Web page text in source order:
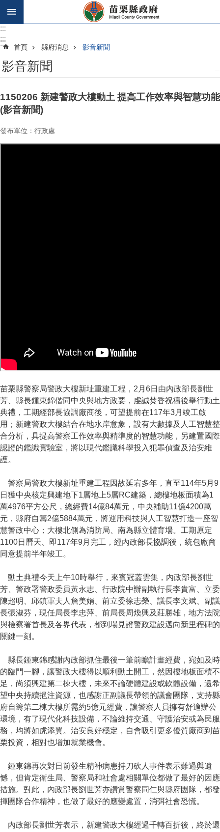
跳到主要內容區塊
:::
:::
::: 首頁 縣府消息 影音新聞
影音新聞
1150206 新建警政大樓動土 提高工作效率與智慧功能
(影音新聞)
發布單位：行政處
苗栗縣警察局警政大樓新址重建工程，2月6日由內政部長劉世
芳、縣長鍾東錦偕同中央與地方政要，虔誠焚香祝禱後舉行動土
典禮，工期經部長協調廠商後，可望提前在117年3月竣工啟
用；新建警政大樓結合在地水岸意象，設有大數據及人工智慧整
合分析，具提高警察工作效率與精準度的智慧功能，另建置國際
認證的鑑識實驗室，將以現代鑑識科學投入犯罪偵查及治安維
護。
警察局警政大樓新址重建工程因故延宕多年，直至114年5月9
日獲中央核定興建地下1層地上5層RC建築，總樓地板面積為1
萬4976平方公尺，總經費14億84萬元，中央補助11億4200萬
元，縣府自籌2億5884萬元，將運用科技與人工智慧打造一座智
慧警政中心；大樓北側為消防局、南為縣立體育場。工期原定
1100日曆天、即117年9月完工，經內政部長協調後，統包廠商
同意提前半年竣工。
動土典禮今天上午10時舉行，來賓冠蓋雲集，內政部長劉世
芳、警政署警政委員黃永志、行政院中辦副執行長李貴富、立委
陳超明、邱鎮軍夫人詹美娟、前立委徐志榮、議長李文斌、副議
長張淑芬，現任局長李忠萍、前局長周煥興及莊勝雄，地方法院
與檢察署首長及各界代表，都到場見證警政建設邁向新里程碑的
關鍵一刻。
縣長鍾東錦感謝內政部抓住最後一筆前瞻計畫經費，宛如及時
的臨門一腳，讓警政大樓得以順利動土開工，然因樓地板面積不
足，尚須興建第二棟大樓，未來不論硬體建設或軟體設備，還希
望中央持續挹注資源，也感謝正副議長帶領的議會團隊，支持縣
府自籌第二棟大樓所需約5億元經費，讓警察人員擁有舒適辦公
環境，有了現代化科技設備，不論維持交通、守護治安或為民服
務，均將如虎添翼。治安良好穩定，自會吸引更多優質廠商到苗
栗投資，相對也增加就業機會。
鍾東錦再次對日前發生精神病患持刀砍人事件表示難過與遺
憾，但肯定衛生局、警察局和社會處相關單位都做了最好的因應
措施。對此，內政部長劉世芳亦讚賞警察同仁與縣府團隊，都發
揮團隊合作精神，也做了最好的應變處置，消弭社會恐慌。
內政部長劉世芳表示，新建警政大樓經過千轉百折後，終於還